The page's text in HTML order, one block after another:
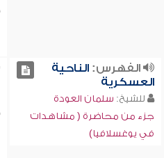
الفهرس:الناحية
العسكرية
للشيخ: سلمان العودة
جزء من محاضرة ( مشاهدات
في يوغسلافيا)